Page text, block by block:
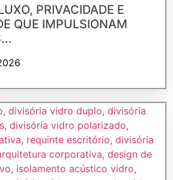
PRIVACIDADE E
QUE IMPULSIONAM